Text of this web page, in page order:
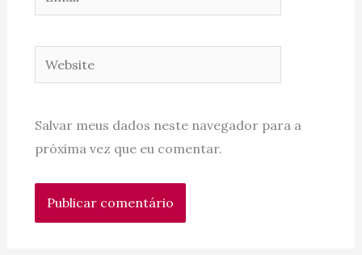
Website
Salvar meus dados neste navegador para a
próxima vez que eu comentar.